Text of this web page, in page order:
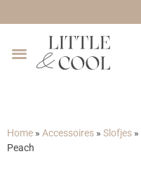
Home » Accessoires » Slofjes »
Peach